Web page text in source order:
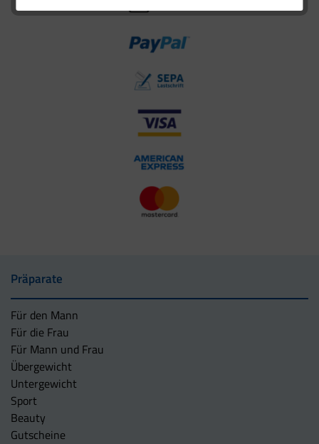
Präparate
Für den Mann
Für die Frau
Für Mann und Frau
Übergewicht
Untergewicht
Sport
Beauty
Gutscheine